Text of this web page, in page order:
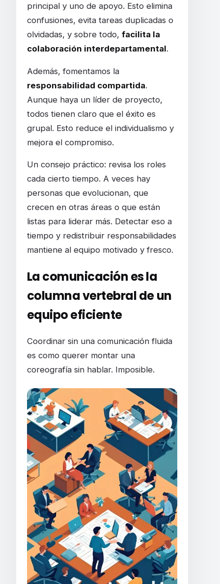
principal y uno de apoyo. Esto elimina
confusiones, evita tareas duplicadas o
olvidadas, y sobre todo, facilita la
colaboración interdepartamental.
Además, fomentamos la
responsabilidad compartida.
Aunque haya un líder de proyecto,
todos tienen claro que el éxito es
grupal. Esto reduce el individualismo y
mejora el compromiso.
Un consejo práctico: revisa los roles
cada cierto tiempo. A veces hay
personas que evolucionan, que
crecen en otras áreas o que están
listas para liderar más. Detectar eso a
tiempo y redistribuir responsabilidades
mantiene al equipo motivado y fresco.
La comunicación es la
columna vertebral de un
equipo eficiente
Coordinar sin una comunicación fluida
es como querer montar una
coreografía sin hablar. Imposible.